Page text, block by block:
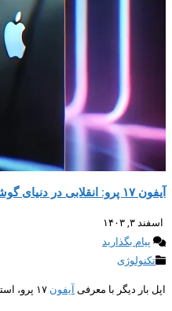
آیفون ۱۷ پرو: انقلابی در دنیای گوشی‌های هوشمند
اسفند ۳, ۱۴۰۳
پیام بگذارید
تکنولوژی
اپل بار دیگر با معرفی آیفون